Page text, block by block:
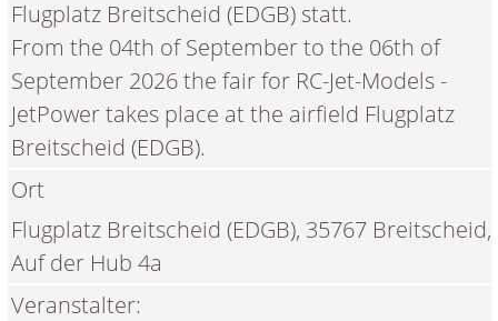
Flugplatz Breitscheid (EDGB) statt.
From the 04th of September to the 06th of
September 2026 the fair for RC-Jet-Models -
JetPower takes place at the airfield Flugplatz
Breitscheid (EDGB).
Ort
Flugplatz Breitscheid (EDGB), 35767 Breitscheid,
Auf der Hub 4a
Veranstalter: